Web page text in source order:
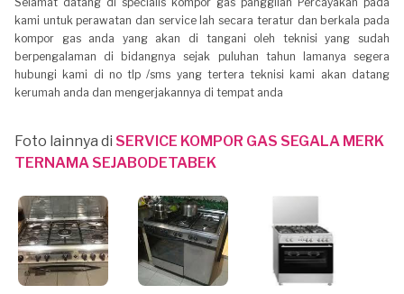
kami untuk perawatan dan service lah secara teratur dan berkala pada
kompor gas anda yang akan di tangani oleh teknisi yang sudah
berpengalaman di bidangnya sejak puluhan tahun lamanya segera
hubungi kami di no tlp /sms yang tertera teknisi kami akan datang
kerumah anda dan mengerjakannya di tempat anda
Foto lainnya di SERVICE KOMPOR GAS SEGALA MERK
TERNAMA SEJABODETABEK